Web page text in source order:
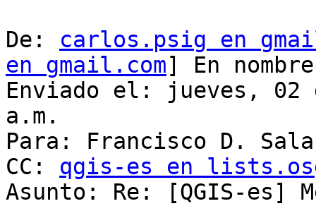
De: carlos.psig en
en gmail.com] En
Enviado el: jueves, 02
a.m.
Para: Francisco D.
CC: qgis-es en
Asunto: Re: [QGIS-es]